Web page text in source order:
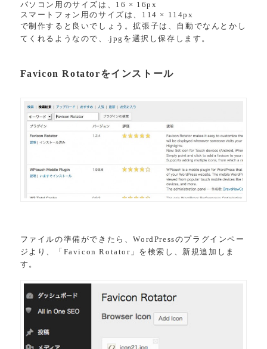
パソコン用のサイズは、16 × 16px
スマートフォン用のサイズは、114 × 114px
で制作すると良いでしょう。拡張子は、自動でなんとかし
てくれるようなので、.jpgを選択し保存します。
Favicon Rotatorをインストール
ファイルの準備ができたら、WordPressのプラグインペー
ジより、「Favicon Rotator」を検索し、新規追加しま
す。